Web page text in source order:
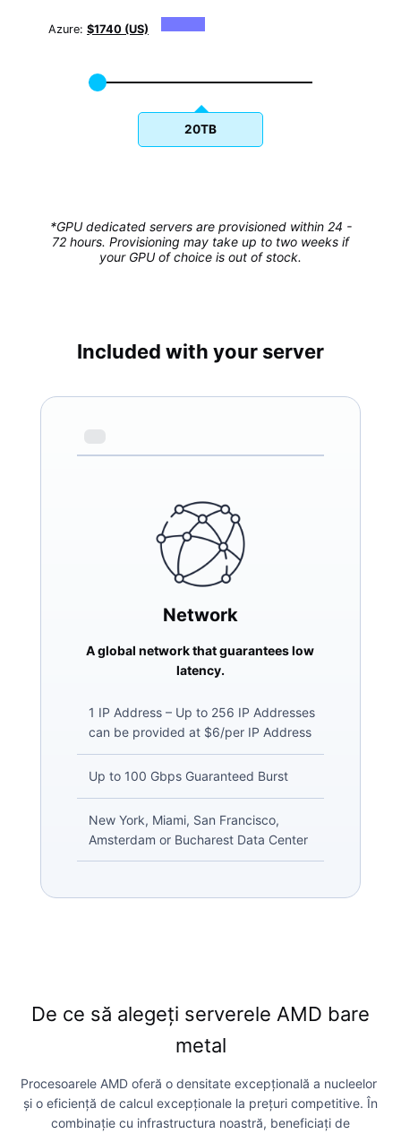
Azure: $1740 (US)
20TB
*GPU dedicated servers are provisioned within 24 -
72 hours. Provisioning may take up to two weeks if
your GPU of choice is out of stock.
Included with your server
Network
A global network that guarantees low
latency.
1 IP Address – Up to 256 IP Addresses
can be provided at $6/per IP Address
Up to 100 Gbps Guaranteed Burst
New York, Miami, San Francisco,
Amsterdam or Bucharest Data Center
De ce să alegeți serverele AMD bare
metal
Procesoarele AMD oferă o densitate excepțională a nucleelor ​​
și o eficiență de calcul excepționale la prețuri competitive. În
combinație cu infrastructura noastră, beneficiați de